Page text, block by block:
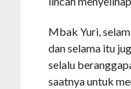
Mbak Yuri,
dan selama itu
selalu
saatnya untuk